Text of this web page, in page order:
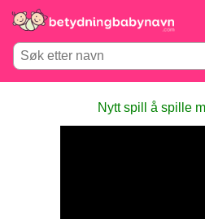
Nytt spill å spille